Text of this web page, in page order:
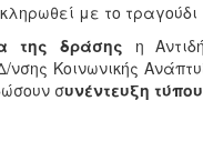
με το τραγούδι
της δράσης η
νσης Κοινωνικής
συνέντευξη τύπου